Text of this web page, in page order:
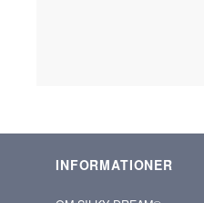
INFORMATIONER